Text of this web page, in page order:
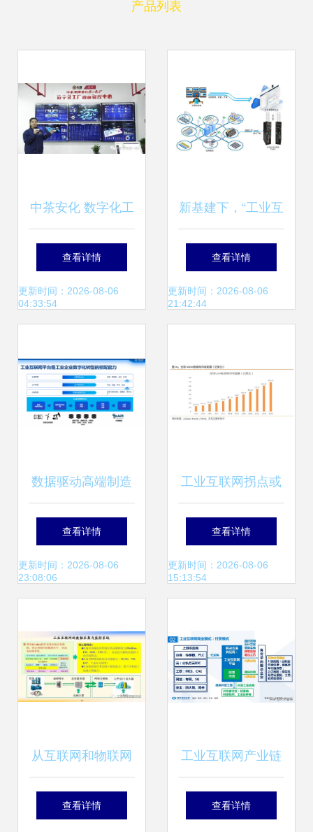
产品列表
中茶安化 数字化工
厂引领湖南产业集
群工业互联网新篇
查看详情
更新时间：2026-08-06
04:33:54
新基建下，“工业互
联网”官方定义与两
大内涵！
查看详情
更新时间：2026-08-06
21:42:44
数据驱动高端制造
数字化转型 寄云科
技CEO时培昕谈工
查看详情
更新时间：2026-08-06
23:08:06
工业互联网拐点或
将至，构建精准数
据体系迫在眉睫
查看详情
更新时间：2026-08-06
15:13:54
从互联网和物联网
到工业互联网 邬贺
查看详情
工业互联网产业链
深度剖析 智造万物
查看详情